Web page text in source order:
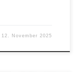
12. November 2025